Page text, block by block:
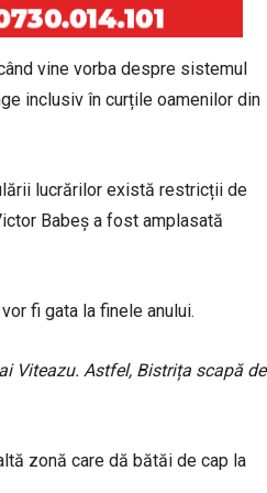
vine vorba despre sistemul
inclusiv în curțile oamenilor din
lucrărilor există restricții de
Babeș a fost amplasată
fi gata la finele anului.
Viteazu. Astfel, Bistrița scapă de
zonă care dă bătăi de cap la